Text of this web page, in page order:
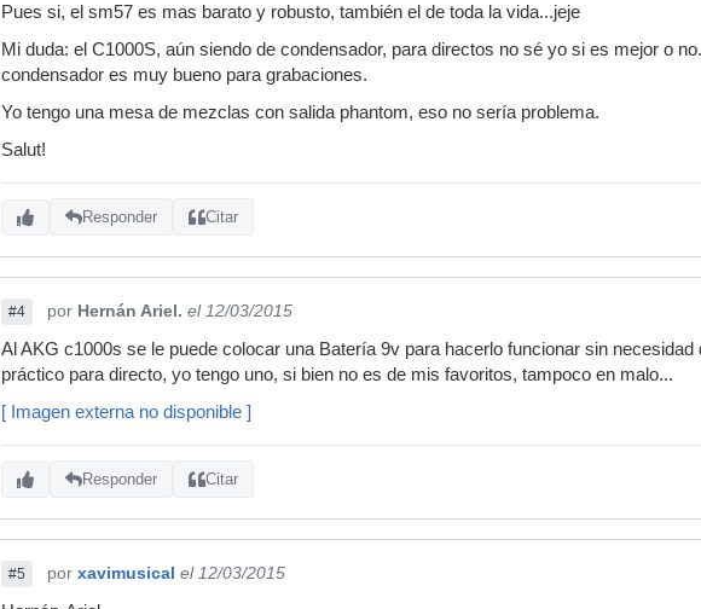
Pues si, el sm57 es mas barato y robusto, también el de toda la vida...jeje
Mi duda: el C1000S, aún siendo de condensador, para directos no sé yo si es mejor o
condensador es muy bueno para grabaciones.
Yo tengo una mesa de mezclas con salida phantom, eso no sería problema.
Salut!
Responder Citar
#4 por Hernán Ariel. el 12/03/2015
Al AKG c1000s se le puede colocar una Batería 9v para hacerlo funcionar sin
práctico para directo, yo tengo uno, si bien no es de mis favoritos, tampoco en malo...
[ Imagen externa no disponible ]
Responder Citar
#5 por xavimusical el 12/03/2015